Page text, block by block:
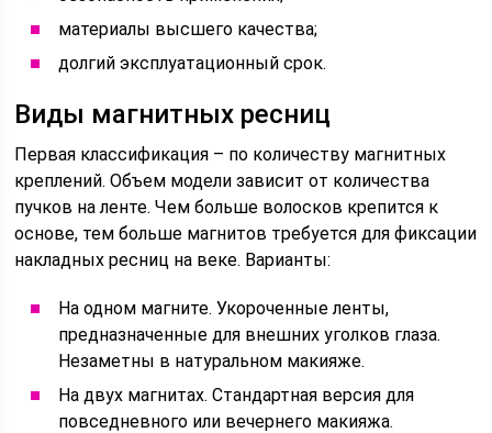
материалы высшего качества;
долгий эксплуатационный срок.
Виды магнитных ресниц
Первая классификация – по количеству магнитных
креплений. Объем модели зависит от количества
пучков на ленте. Чем больше волосков крепится к
основе, тем больше магнитов требуется для фиксации
накладных ресниц на веке. Варианты:
На одном магните. Укороченные ленты,
предназначенные для внешних уголков глаза.
Незаметны в натуральном макияже.
На двух магнитах. Стандартная версия для
повседневного или вечернего макияжа.